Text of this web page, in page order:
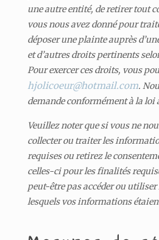
une autre entité, de retirer tout
vous nous avez donné pour
déposer une plainte auprès
et d’autres droits pertinents
Pour exercer ces droits, vous
hjolicoeur@hotmail.com.
demande conformément à la loi
Veuillez noter que si vous ne
collecter ou traiter les
requises ou retirez le
celles-ci pour les finalités
peut-être pas accéder ou
lesquels vos informations